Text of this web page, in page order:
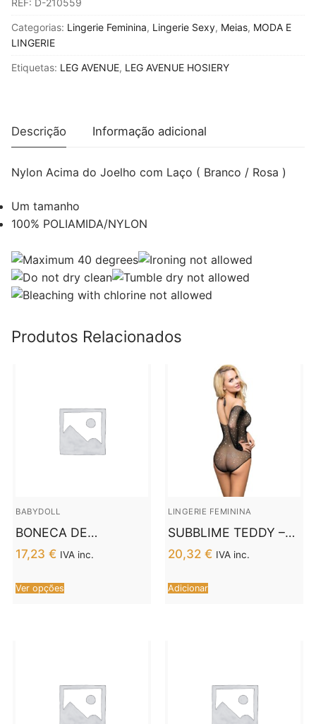
AVENUE
-
COXAS
NYLON
BRANCO
/
Categorias: Lingerie Feminina, Lingerie Sexy, Meias, MODA E
LINGERIE
Etiquetas: LEG AVENUE, LEG AVENUE HOSIERY
Descrição Informação adicional
Nylon Acima do Joelho com Laço ( Branco / Rosa )
Um tamanho
100% POLIAMIDA/NYLON
Produtos Relacionados
BABYDOLL
BONECA DE
SEDUÇÃO CASUAL
DE COBERTURA –
PRETA L / XL
17,23 € IVA inc.
Ver opções
LINGERIE FEMININA
SUBBLIME TEDDY –
REDE DE PELUCHE
DE MANGA
COMPRIDA S/M
20,32 € IVA inc.
Adicionar